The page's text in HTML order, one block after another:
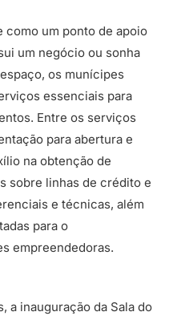
como um ponto de apoio
um negócio ou sonha
os munícipes
essenciais para
Entre os serviços
para abertura e
na obtenção de
sobre linhas de crédito e
e técnicas, além
para o
empreendedoras.
a inauguração da Sala do